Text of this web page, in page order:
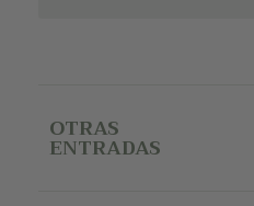
OTRAS
ENTRADAS